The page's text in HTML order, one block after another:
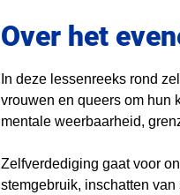
Over het
In deze lessenreeks rond
vrouwen en queers om hun
mentale weerbaarheid,
Zelfverdediging gaat voor
stemgebruik, inschatten